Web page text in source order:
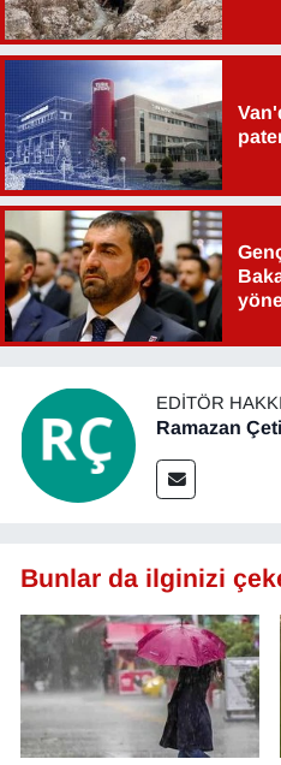
EDITÖR
Ramazan
Bunlar da ilginizi